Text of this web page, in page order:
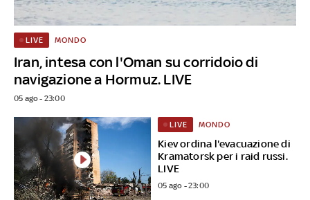
Iran, intesa con l'Oman su corridoio di
navigazione a Hormuz. LIVE
LIVE MONDO
05 ago - 23:00
Kiev ordina l'evacuazione di
Kramatorsk per i raid russi.
LIVE
LIVE MONDO
05 ago - 23:00